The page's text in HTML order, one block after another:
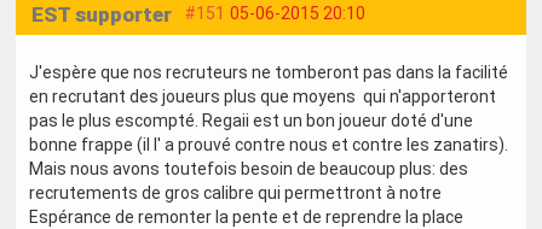
#151 05-06-2015 20:10
EST supporter
J'espère que nos recruteurs ne tomberont pas dans la facilité
en recrutant des joueurs plus que moyens qui n'apporteront
pas le plus escompté. Regaii est un bon joueur doté d'une
bonne frappe (il l' a prouvé contre nous et contre les zanatirs).
Mais nous avons toutefois besoin de beaucoup plus: des
recrutements de gros calibre qui permettront à notre
Espérance de remonter la pente et de reprendre la place